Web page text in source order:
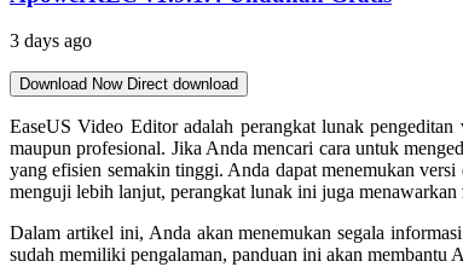
3 days ago
Download Now Direct download
EaseUS Video Editor adalah perangkat lunak
maupun profesional. Jika Anda mencari cara untuk
yang efisien semakin tinggi. Anda dapat menemukan versi
menguji lebih lanjut, perangkat lunak ini juga menawarkan
Dalam artikel ini, Anda akan menemukan segala
sudah memiliki pengalaman, panduan ini akan membantu